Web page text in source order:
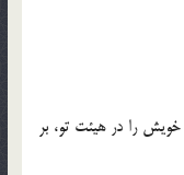
را در هیئت تو، بر